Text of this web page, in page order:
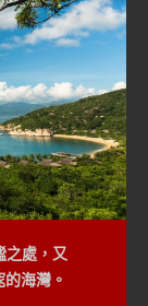
之處，又
海灣。
無際的美
房